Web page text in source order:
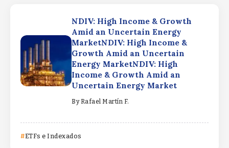
NDIV: High Income & Growth
Amid an Uncertain Energy
MarketNDIV: High Income &
Growth Amid an Uncertain
Energy MarketNDIV: High
Income & Growth Amid an
Uncertain Energy Market
By Rafael Martín F.
ETFs e Indexados